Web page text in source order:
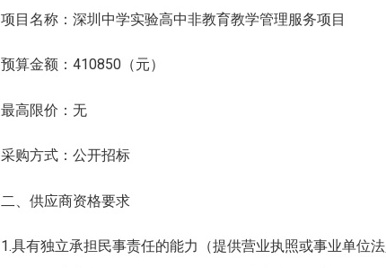
项目名称：深圳中学实验高中非教育教学管理服务项目
预算金额：410850（元）
最高限价：无
采购方式：公开招标
二、供应商资格要求
1.具有独立承担民事责任的能力（提供营业执照或事业单位